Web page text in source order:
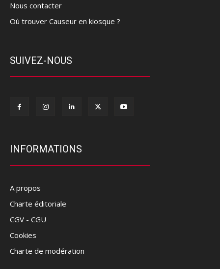
Nous contacter
Où trouver Causeur en kiosque ?
SUIVEZ-NOUS
INFORMATIONS
A propos
Charte éditoriale
CGV - CGU
Cookies
Charte de modération